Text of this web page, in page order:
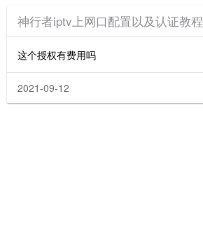
神行者iptv上网口配置以及认证教程
这个授权有费用吗
2021-09-12